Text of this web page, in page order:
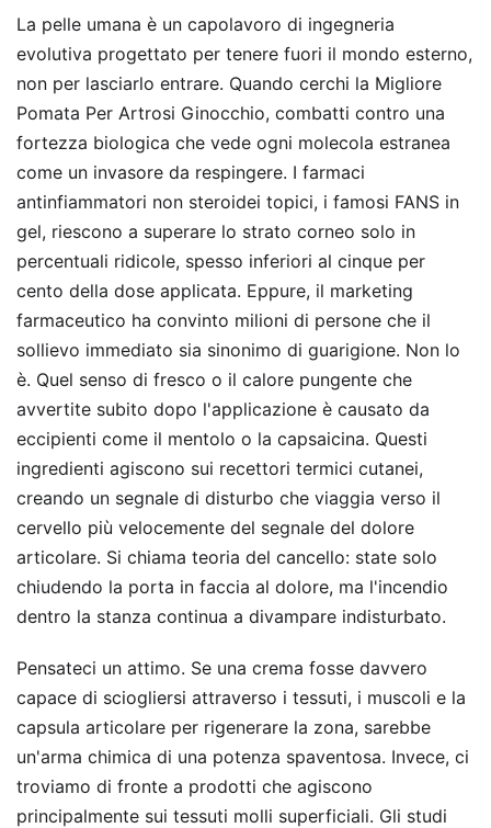
La pelle umana è un capolavoro di ingegneria
evolutiva progettato per tenere fuori il mondo esterno,
non per lasciarlo entrare. Quando cerchi la Migliore
Pomata Per Artrosi Ginocchio, combatti contro una
fortezza biologica che vede ogni molecola estranea
come un invasore da respingere. I farmaci
antinfiammatori non steroidei topici, i famosi FANS in
gel, riescono a superare lo strato corneo solo in
percentuali ridicole, spesso inferiori al cinque per
cento della dose applicata. Eppure, il marketing
farmaceutico ha convinto milioni di persone che il
sollievo immediato sia sinonimo di guarigione. Non lo
è. Quel senso di fresco o il calore pungente che
avvertite subito dopo l'applicazione è causato da
eccipienti come il mentolo o la capsaicina. Questi
ingredienti agiscono sui recettori termici cutanei,
creando un segnale di disturbo che viaggia verso il
cervello più velocemente del segnale del dolore
articolare. Si chiama teoria del cancello: state solo
chiudendo la porta in faccia al dolore, ma l'incendio
dentro la stanza continua a divampare indisturbato.
Pensateci un attimo. Se una crema fosse davvero
capace di sciogliersi attraverso i tessuti, i muscoli e la
capsula articolare per rigenerare la zona, sarebbe
un'arma chimica di una potenza spaventosa. Invece, ci
troviamo di fronte a prodotti che agiscono
principalmente sui tessuti molli superficiali. Gli studi